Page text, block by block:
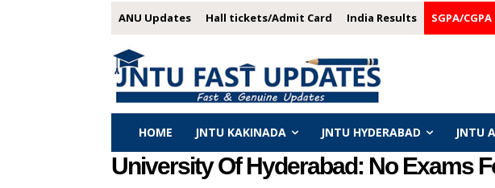
ANU Updates Hall tickets/Admit Card India Results SGPA/
HOME JNTU KAKINADA JNTU HYDERABAD JNTU
University Of Hyderabad: No Exams